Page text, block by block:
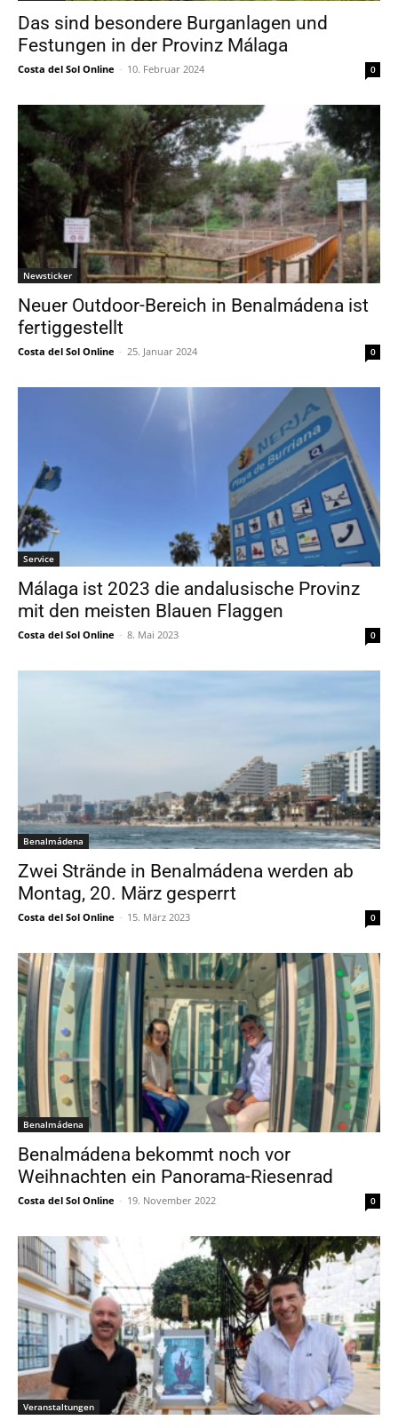
Das sind besondere Burganlagen und
Festungen in der Provinz Málaga
Costa del Sol Online - 10. Februar 2024 0
Newsticker
Neuer Outdoor-Bereich in Benalmádena ist
fertiggestellt
Costa del Sol Online - 25. Januar 2024 0
Service
Málaga ist 2023 die andalusische Provinz
mit den meisten Blauen Flaggen
Costa del Sol Online - 8. Mai 2023 0
Benalmádena
Zwei Strände in Benalmádena werden ab
Montag, 20. März gesperrt
Costa del Sol Online - 15. März 2023 0
Benalmádena
Benalmádena bekommt noch vor
Weihnachten ein Panorama-Riesenrad
Costa del Sol Online - 19. November 2022 0
Veranstaltungen